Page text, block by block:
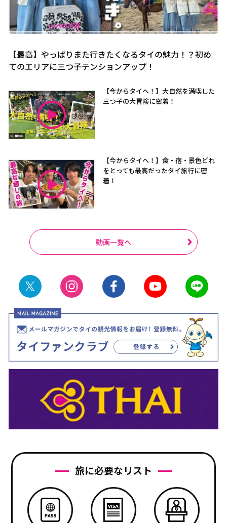
【最高】やっぱりまた行きたくなるタイの魅力！？初め
てのエリアに三つ子テンションアップ！
【今からタイへ！】大自然を満喫した
三つ子の大冒険に密着！
【今からタイへ！】食・宿・景色どれ
をとっても最高だったタイ旅行に密
着！
動画一覧へ
旅に必要なリスト